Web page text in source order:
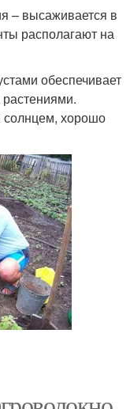
– высаживается в
располагают на
обеспечивает
солнцем, хорошо